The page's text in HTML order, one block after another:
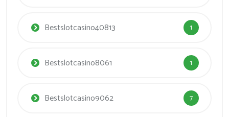
Bestslotcasino40813 1
Bestslotcasino8061 1
Bestslotcasino9062 7